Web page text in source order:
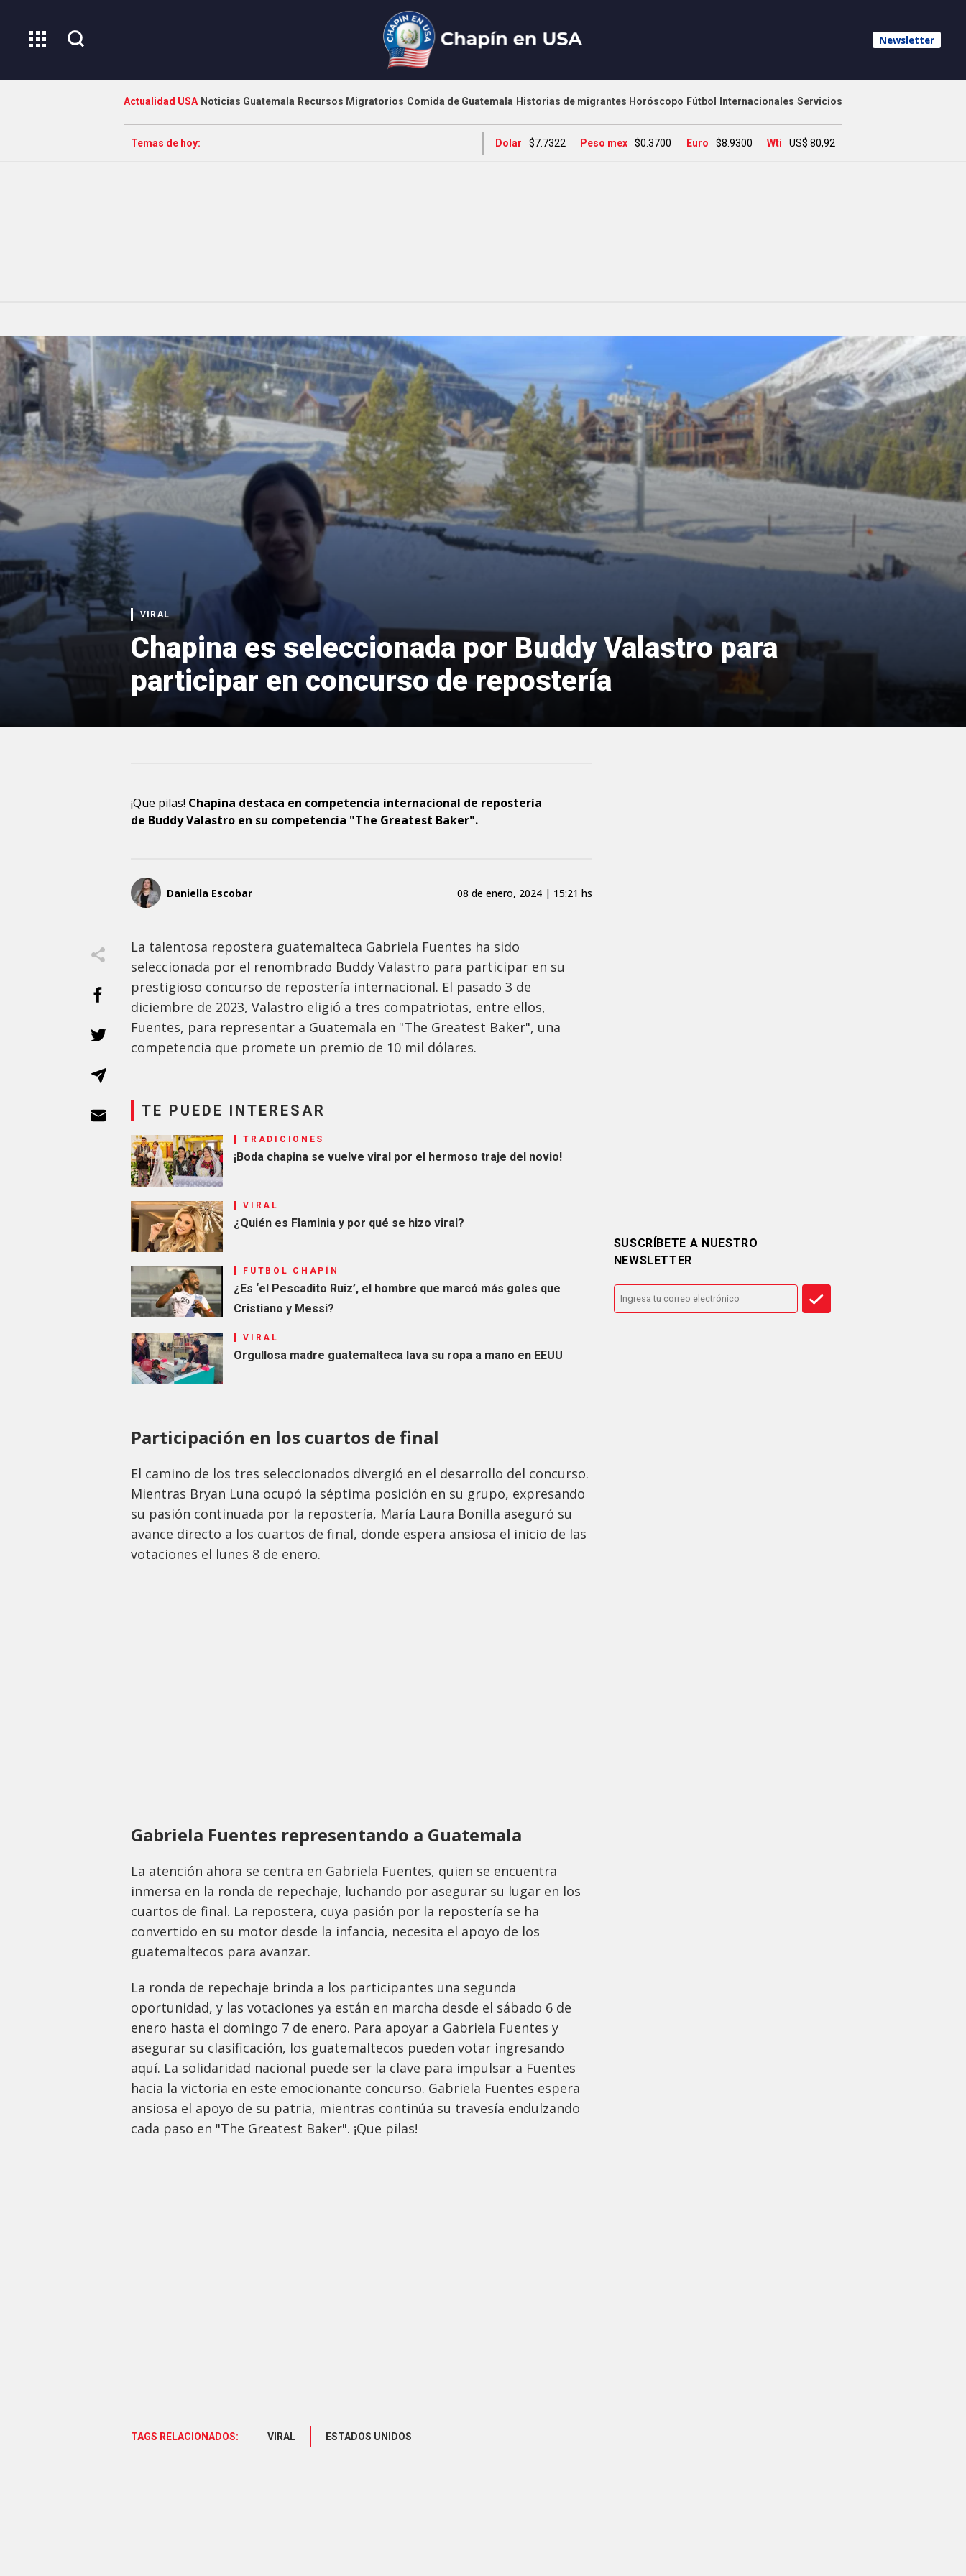
Newsletter
Actualidad USA Noticias Guatemala Recursos Migratorios Comida de Guatemala Historias de migrantes Horóscopo Fútbol Internacionales Servicios
Temas de hoy: Dolar $7.7322 Peso mex $0.3700 Euro $8.9300 Wti US$ 80,92
VIRAL
Chapina es seleccionada por Buddy Valastro para
participar en concurso de repostería
¡Que pilas! Chapina destaca en competencia internacional de repostería
de Buddy Valastro en su competencia "The Greatest Baker".
Daniella Escobar 08 de enero, 2024 | 15:21 hs
La talentosa repostera guatemalteca Gabriela Fuentes ha sido
seleccionada por el renombrado Buddy Valastro para participar en su
prestigioso concurso de repostería internacional. El pasado 3 de
diciembre de 2023, Valastro eligió a tres compatriotas, entre ellos,
Fuentes, para representar a Guatemala en "The Greatest Baker", una
competencia que promete un premio de 10 mil dólares.
TE PUEDE INTERESAR
TRADICIONES
¡Boda chapina se vuelve viral por el hermoso traje del novio!
VIRAL
¿Quién es Flaminia y por qué se hizo viral?
FUTBOL CHAPÍN
¿Es ‘el Pescadito Ruiz’, el hombre que marcó más goles que
Cristiano y Messi?
VIRAL
Orgullosa madre guatemalteca lava su ropa a mano en EEUU
Participación en los cuartos de final
El camino de los tres seleccionados divergió en el desarrollo del concurso.
Mientras Bryan Luna ocupó la séptima posición en su grupo, expresando
su pasión continuada por la repostería, María Laura Bonilla aseguró su
avance directo a los cuartos de final, donde espera ansiosa el inicio de las
votaciones el lunes 8 de enero.
Gabriela Fuentes representando a Guatemala
La atención ahora se centra en Gabriela Fuentes, quien se encuentra
inmersa en la ronda de repechaje, luchando por asegurar su lugar en los
cuartos de final. La repostera, cuya pasión por la repostería se ha
convertido en su motor desde la infancia, necesita el apoyo de los
guatemaltecos para avanzar.
La ronda de repechaje brinda a los participantes una segunda
oportunidad, y las votaciones ya están en marcha desde el sábado 6 de
enero hasta el domingo 7 de enero. Para apoyar a Gabriela Fuentes y
asegurar su clasificación, los guatemaltecos pueden votar ingresando
aquí. La solidaridad nacional puede ser la clave para impulsar a Fuentes
hacia la victoria en este emocionante concurso. Gabriela Fuentes espera
ansiosa el apoyo de su patria, mientras continúa su travesía endulzando
cada paso en "The Greatest Baker". ¡Que pilas!
TAGS RELACIONADOS: VIRAL ESTADOS UNIDOS
SUSCRÍBETE A NUESTRO
NEWSLETTER